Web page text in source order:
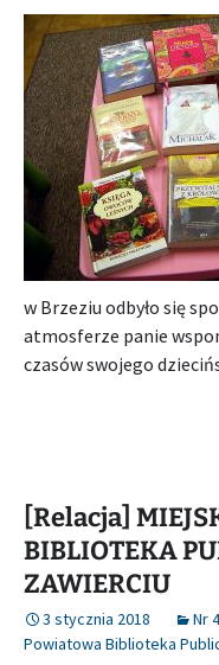
w Brzeziu odbyło się
atmosferze panie
czasów swojego
[Relacja]
BIBLIOTEKA
ZAWIERCIU
3 stycznia 2018 Nr
Powiatowa Biblioteka